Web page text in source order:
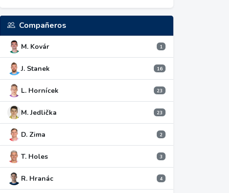
Compañeros
M. Kovár 1
J. Stanek 16
L. Hornícek 23
M. Jedlička 23
D. Zima 2
T. Holes 3
R. Hranác 4